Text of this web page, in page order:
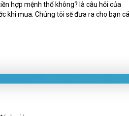
hợp mệnh thổ không? là câu hỏi của
khi mua. Chúng tôi sẽ đưa ra cho bạn